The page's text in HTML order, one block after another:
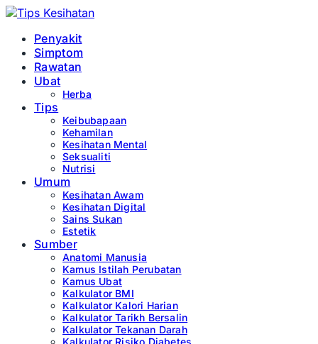
Penyakit
Simptom
Rawatan
Ubat
Herba
Tips
Keibubapaan
Kehamilan
Kesihatan Mental
Seksualiti
Nutrisi
Umum
Kesihatan Awam
Kesihatan Digital
Sains Sukan
Estetik
Sumber
Anatomi Manusia
Kamus Istilah Perubatan
Kamus Ubat
Kalkulator BMI
Kalkulator Kalori Harian
Kalkulator Tarikh Bersalin
Kalkulator Tekanan Darah
Kalkulator Risiko Diabetes